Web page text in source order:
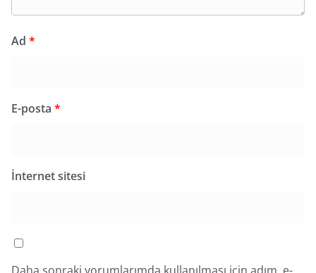
Ad *
E-posta *
İnternet sitesi